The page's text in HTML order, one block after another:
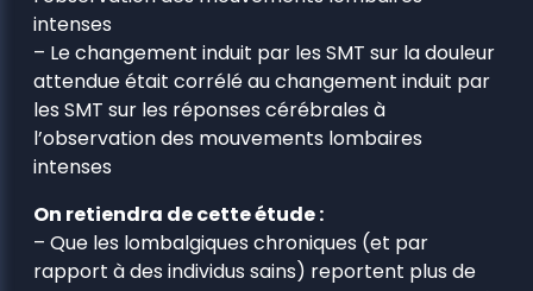
intenses
– Le changement induit par les SMT sur la douleur
attendue était corrélé au changement induit par
les SMT sur les réponses cérébrales à
l’observation des mouvements lombaires
intenses
On retiendra de cette étude :
– Que les lombalgiques chroniques (et par
rapport à des individus sains) reportent plus de